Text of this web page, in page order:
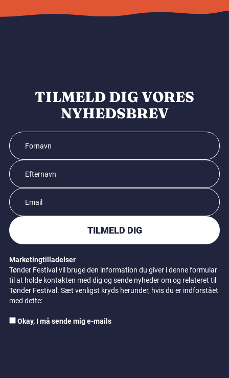
TILMELD DIG VORES
NYHEDSBREV
TILMELD DIG
Marketingtilladelser
Tønder Festival vil bruge den information du giver i denne formular
til at holde kontakten med dig og sende nyheder om og relateret til
Tønder Festival. Sæt venligst kryds herunder, hvis du er indforstået
med dette:
Okay, I må sende mig e-mails